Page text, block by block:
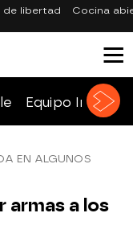
de libertad Cocina
Equipo
EN ALGUNOS
armas a los